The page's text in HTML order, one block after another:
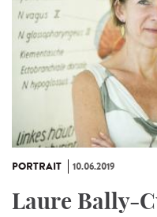
PORTRAIT 10.06.2019
Laure Bally-